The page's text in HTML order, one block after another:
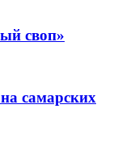
своп»
самарских